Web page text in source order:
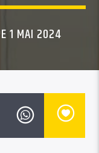
1 MAI 2024